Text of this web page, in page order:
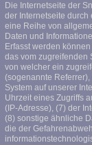
Die Internetseite der
der Internetseite durch
eine Reihe von
Daten und
Erfasst werden
das vom zugreifenden
von welcher ein
(sogenannte
System auf unserer
Uhrzeit eines Zugriffs
(IP-Adresse), (7) der
(8) sonstige ähnliche
die der